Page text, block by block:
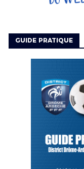
GUIDE PRATIQUE